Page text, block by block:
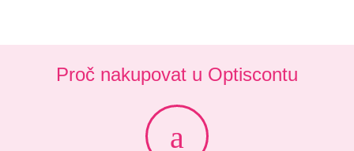
Proč nakupovat u Optiscontu